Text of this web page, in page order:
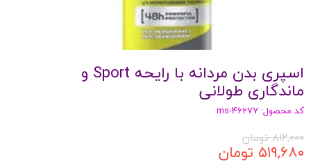
اسپری بدن مردانه با رایحه Sport و
ماندگاری طولانی
کد محصول: ms-46277
۸۱۲,۰۰۰ تومان
۵۱۹,۶۸۰ تومان